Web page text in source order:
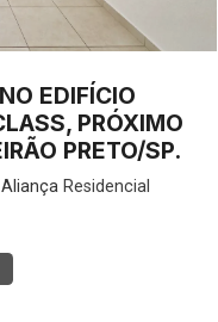
EDIFÍCIO
PRÓXIMO
PRETO/SP.
Residencial